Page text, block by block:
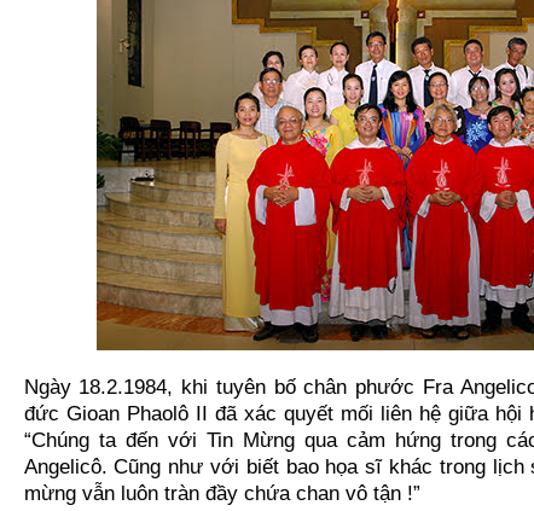
Ngày 18.2.1984, khi tuyên bố chân phước Fra
đức Gioan Phaolô II đã xác quyết mối liên hệ giữa hội
“Chúng ta đến với Tin Mừng qua cảm hứng trong
Angelicô. Cũng như với biết bao họa sĩ khác trong
mừng vẫn luôn tràn đầy chứa chan vô tận !”